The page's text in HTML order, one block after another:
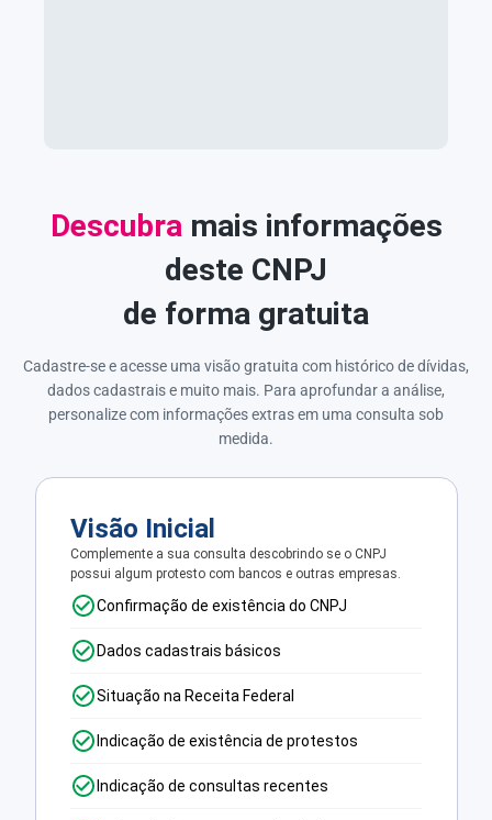
Descubramais informações
deste CNPJ
de forma gratuita
Cadastre-se e acesse uma visão gratuita com histórico de dívidas,
dados cadastrais e muito mais. Para aprofundar a análise,
personalize com informações extras em uma consulta sob
medida.
Visão Inicial
Complemente a sua consulta descobrindo se o CNPJ
possui algum protesto com bancos e outras empresas.
Confirmação de existência do CNPJ
Dados cadastrais básicos
Situação na Receita Federal
Indicação de existência de protestos
Indicação de consultas recentes